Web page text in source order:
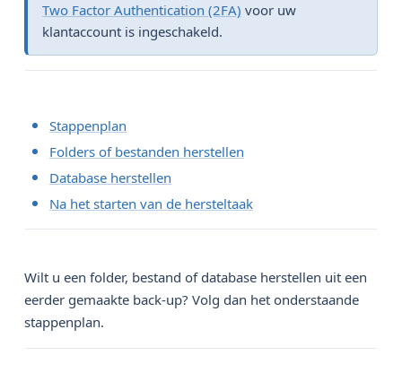
Two Factor Authentication (2FA) voor uw
klantaccount is ingeschakeld.
Stappenplan
Folders of bestanden herstellen
Database herstellen
Na het starten van de hersteltaak
Wilt u een folder, bestand of database herstellen uit een
eerder gemaakte back-up? Volg dan het onderstaande
stappenplan.